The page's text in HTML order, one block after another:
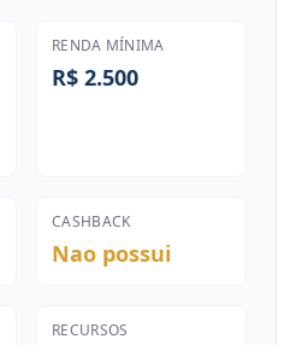
RENDA MÍNIMA
R$ 2.500
CASHBACK
Nao possui
RECURSOS